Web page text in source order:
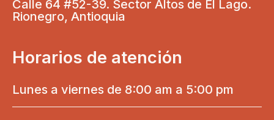
Calle 64 #52-39. Sector Altos de El Lago.
Rionegro, Antioquia
Horarios de atención
Lunes a viernes de 8:00 am a 5:00 pm